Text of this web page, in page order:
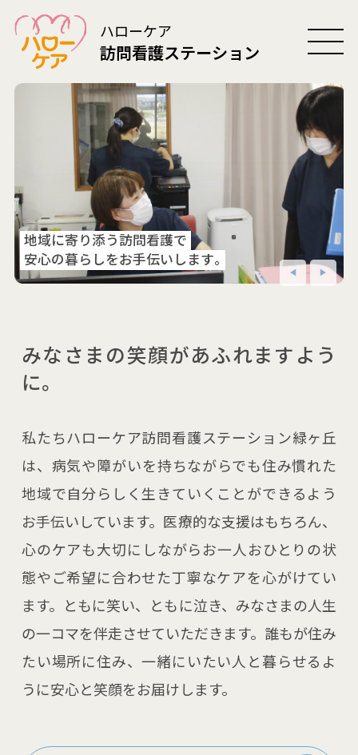
ハローケア
訪問看護ステーション
地域に寄り添う訪問看護で
安心の暮らしをお手伝いします。
みなさまの笑顔があふれますよう
に。
私たちハローケア訪問看護ステーション緑ヶ丘
は、病気や障がいを持ちながらでも住み慣れた
地域で自分らしく生きていくことができるよう
お手伝いしています。医療的な支援はもちろん、
心のケアも大切にしながらお一人おひとりの状
態やご希望に合わせた丁寧なケアを心がけてい
ます。ともに笑い、ともに泣き、みなさまの人生
の一コマを伴走させていただきます。誰もが住み
たい場所に住み、一緒にいたい人と暮らせるよ
うに安心と笑顔をお届けします。